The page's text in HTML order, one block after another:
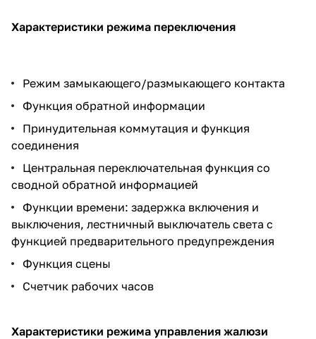
Характеристики режима переключения
Режим замыкающего/размыкающего контакта
Функция обратной информации
Принудительная коммутация и функция
соединения
Центральная переключательная функция со
сводной обратной информацией
Функции времени: задержка включения и
выключения, лестничный выключатель света с
функцией предварительного предупреждения
Функция сцены
Счетчик рабочих часов
Характеристики режима управления жалюзи